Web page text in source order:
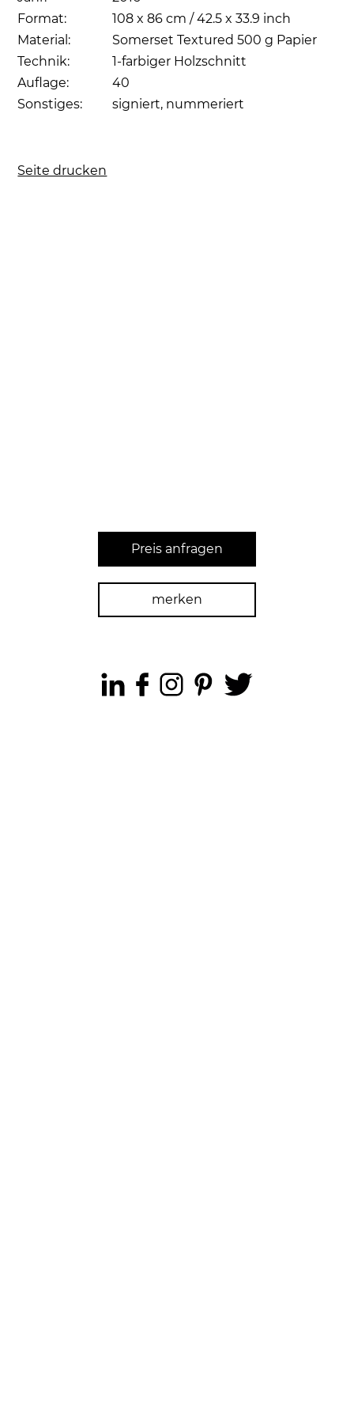
Format:
108 x 86 cm / 42.5 x 33.9 inch
Material:
Somerset Textured 500 g Papier
Technik:
1-farbiger Holzschnitt
Auflage:
40
Sonstiges:
signiert, nummeriert
Seite drucken
Preis anfragen
merken